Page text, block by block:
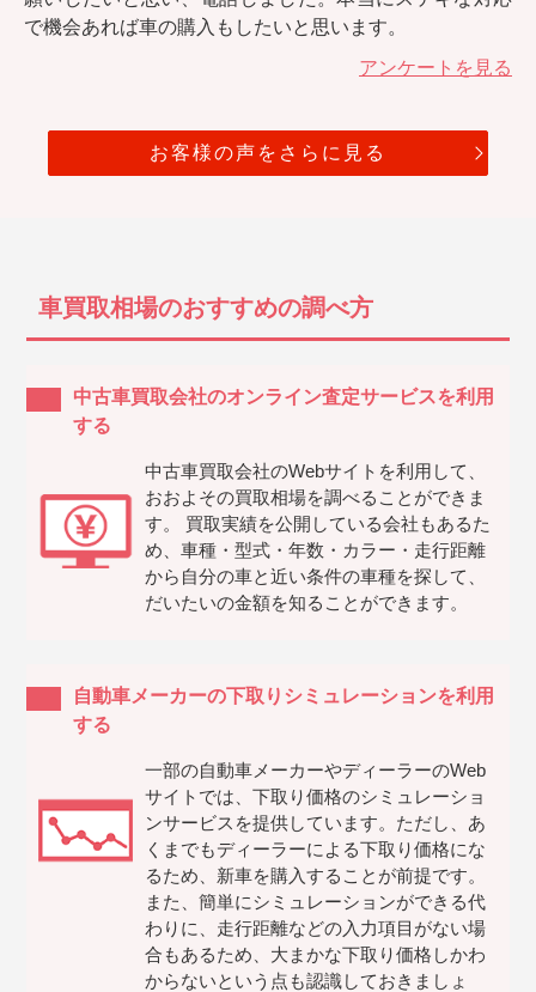
で機会あれば車の購入もしたいと思います。
アンケートを見る
お客様の声をさらに見る
車買取相場のおすすめの調べ方
中古車買取会社のオンライン査定サービスを利用
する
中古車買取会社のWebサイトを利用して、
おおよその買取相場を調べることができま
す。 買取実績を公開している会社もあるた
め、車種・型式・年数・カラー・走行距離
から自分の車と近い条件の車種を探して、
だいたいの金額を知ることができます。
自動車メーカーの下取りシミュレーションを利用
する
一部の自動車メーカーやディーラーのWeb
サイトでは、下取り価格のシミュレーショ
ンサービスを提供しています。ただし、あ
くまでもディーラーによる下取り価格にな
るため、新車を購入することが前提です。
また、簡単にシミュレーションができる代
わりに、走行距離などの入力項目がない場
合もあるため、大まかな下取り価格しかわ
からないという点も認識しておきましょ